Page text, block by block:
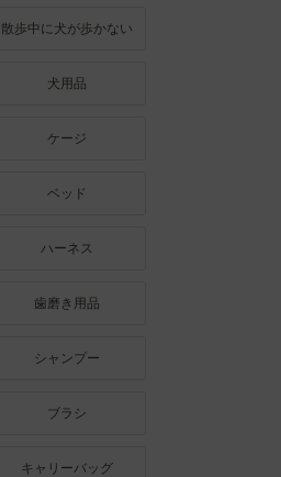
散歩中に犬が歩かない
犬用品
ケージ
ベッド
ハーネス
歯磨き用品
シャンプー
ブラシ
キャリーバッグ